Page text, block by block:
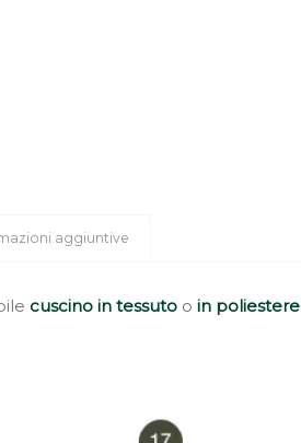
aggiuntive
cuscino in tessuto o in poliestere